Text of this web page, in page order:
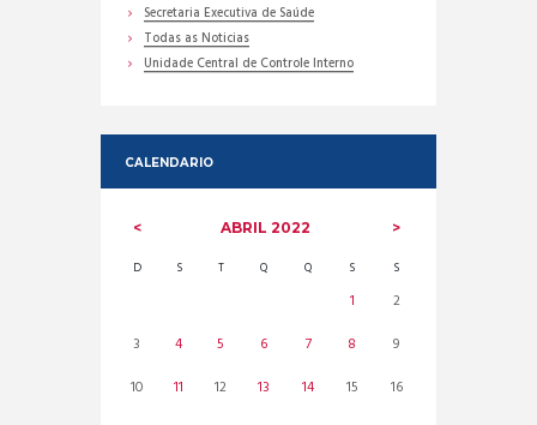
Secretaria Executiva de Saúde
Todas as Noticias
Unidade Central de Controle Interno
CALENDARIO
ABRIL2022
D S T Q Q S S
1
2
3
4 5 6 7 8
9
10
11 12 13 14 15
16